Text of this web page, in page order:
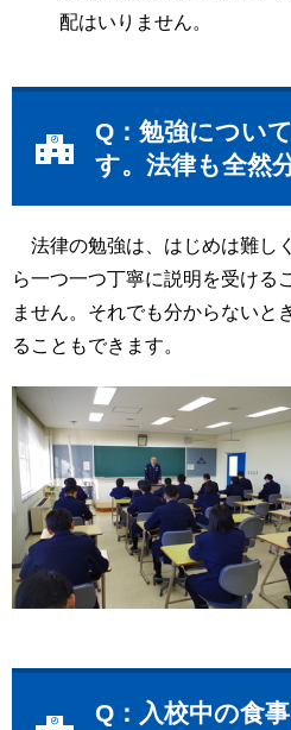
配はいりません。
Q：勉強につい
す。法律も全然
法律の勉強は、はじめは難し
ら一つ一つ丁寧に説明を受ける
ません。それでも分からないと
ることもできます。
Q：入校中の食